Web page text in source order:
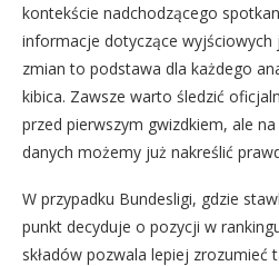
kontekście nadchodzącego
informacje dotyczące wyjściowych
zmian to podstawa dla każdego
kibica. Zawsze warto śledzić
przed pierwszym gwizdkiem, ale
danych możemy już nakreślić
W przypadku Bundesligi, gdzie
punkt decyduje o pozycji w
składów pozwala lepiej zrozumieć